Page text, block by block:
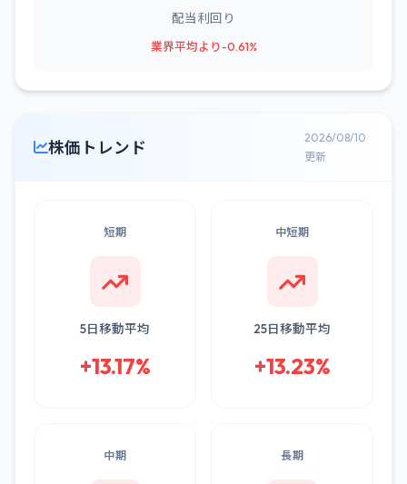
配当利回り
業界平均より-0.61%
株価トレンド
2026/08/10
更新
短期
5日移動平均
+13.17%
中短期
25日移動平均
+13.23%
中期 長期